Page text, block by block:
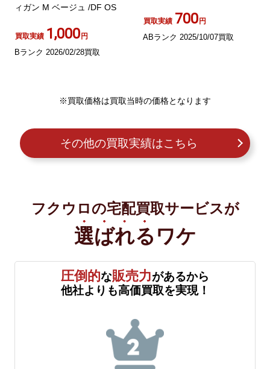
ィガン M ベージュ /DF OS
買取実績 1,000円
Bランク 2026/02/28買取
買取実績 700円
ABランク 2025/10/07買取
※買取価格は買取当時の価格となります
その他の買取実績はこちら
フクウロの宅配買取サービスが
選ばれる ワケ
圧倒的な販売力があるから
他社よりも高価買取を実現！